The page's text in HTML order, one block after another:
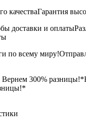
качестваГарантия
доставки и оплаты
по всему миру!
300% разницы!*